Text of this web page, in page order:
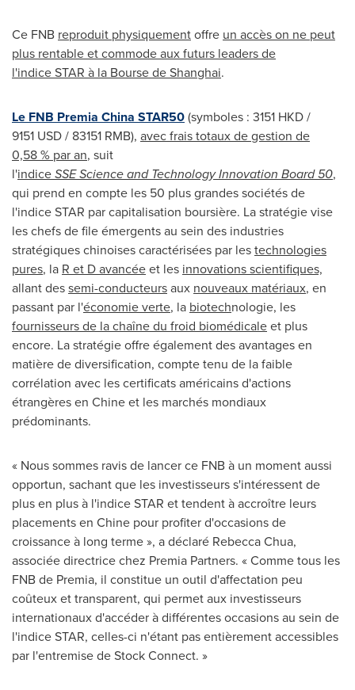
Ce FNB reproduit physiquementoffre un accès on ne peut
plus rentable et commode aux futurs leaders de
l'indice STAR à la Bourse deShanghai.
Le FNB Premia China STAR50(symboles : 3151 HKD /
9151 USD / 83151 RMB), avec frais totaux de gestion de
0,58 % par an, suit
l'indiceSSE Science and Technology Innovation Board 50,
qui prend en compte les 50 plus grandes sociétés de
l'indice STAR par capitalisation boursière. La stratégie vise
les chefs de file émergents au sein des industries
stratégiques chinoises caractérisées par lestechnologies
pures, la R et D avancéeet les innovations scientifiques,
allant dessemi-conducteursaux nouveaux matériaux, en
passant par l'économie verte, la biotechnologie, les
fournisseurs de la chaîne du froid biomédicaleet plus
encore. La stratégie offre également des avantages en
matière de diversification, compte tenu de la faible
corrélation avec les certificats américains d'actions
étrangères en Chine et les marchés mondiaux
prédominants.
« Nous sommes ravis de lancer ce FNB à un moment aussi
opportun, sachant que les investisseurs s'intéressent de
plus en plus à l'indice STAR et tendent à accroître leurs
placements en Chine pour profiter d'occasions de
croissance à long terme », a déclaré Rebecca Chua,
associée directrice chez Premia Partners. « Comme tous les
FNB de Premia, il constitue un outil d'affectation peu
coûteux et transparent, qui permet aux investisseurs
internationaux d'accéder à différentes occasions au sein de
l'indice STAR, celles-ci n'étant pas entièrement accessibles
par l'entremise de Stock Connect. »